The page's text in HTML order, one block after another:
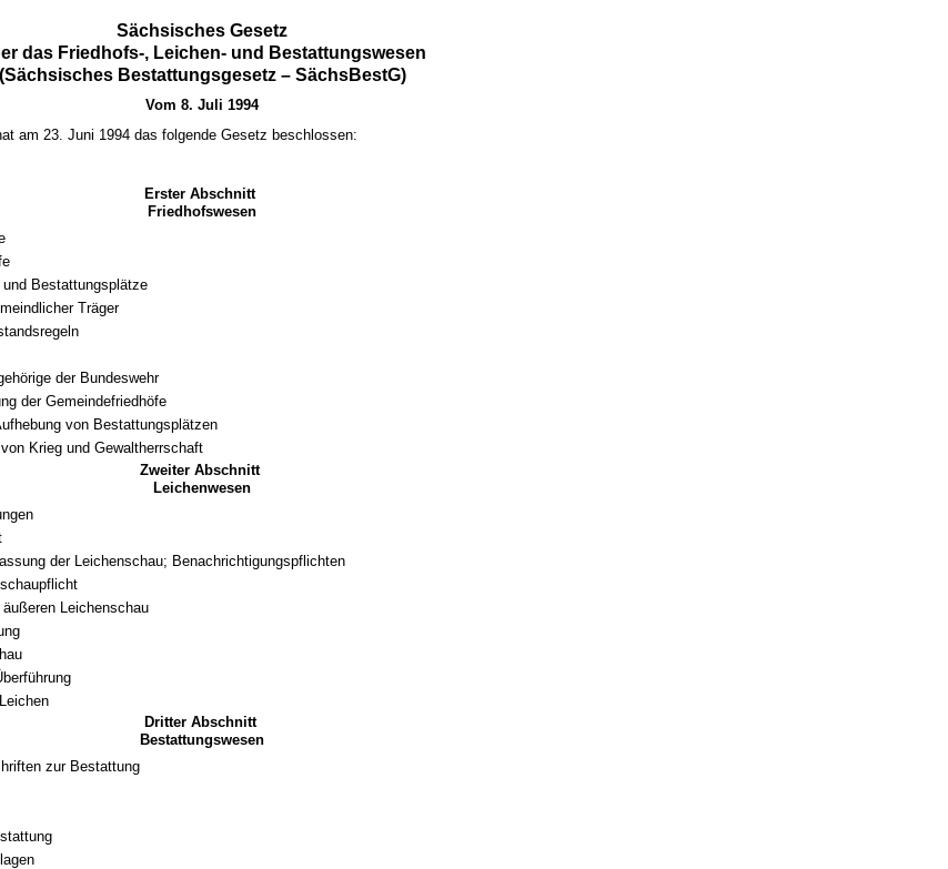
Sächsisches Gesetz
das Friedhofs-, Leichen- und Bestattungswesen
(Sächsisches Bestattungsgesetz – SächsBestG)
Vom 8. Juli 1994
am 23. Juni 1994 das folgende Gesetz beschlossen:
Erster Abschnitt
Friedhofswesen
Bestattungsplätze
Träger
der Bundeswehr
der Gemeindefriedhöfe
von Bestattungsplätzen
Krieg und Gewaltherrschaft
Zweiter Abschnitt
Leichenwesen
der Leichenschau; Benachrichtigungspflichten
äußeren Leichenschau
Dritter Abschnitt
Bestattungswesen
zur Bestattung